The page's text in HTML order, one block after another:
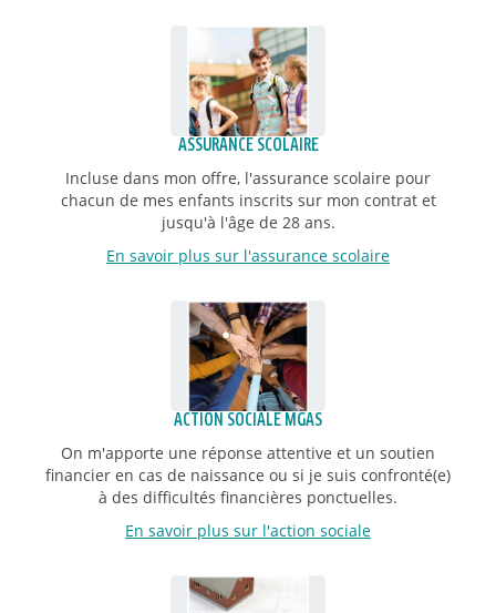
ASSURANCE SCOLAIRE
Incluse dans mon offre, l'assurance scolaire pour
chacun de mes enfants inscrits sur mon contrat et
jusqu'à l'âge de 28 ans.
En savoir plus sur l'assurance scolaire
ACTION SOCIALE MGAS
On m'apporte une réponse attentive et un soutien
financier en cas de naissance ou si je suis confronté(e)
à des difficultés financières ponctuelles.
En savoir plus sur l'action sociale